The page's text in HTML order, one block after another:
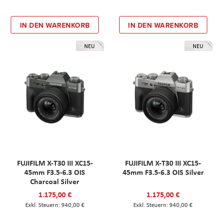
IN DEN WARENKORB IN DEN WARENKORB
NEU
FUJIFILM X-T30 III XC15-
45mm F3.5-6.3 OIS
Charcoal Silver
1.175,00 €
940,00 €
NEU
FUJIFILM X-T30 III XC15-
45mm F3.5-6.3 OIS Silver
1.175,00 €
940,00 €